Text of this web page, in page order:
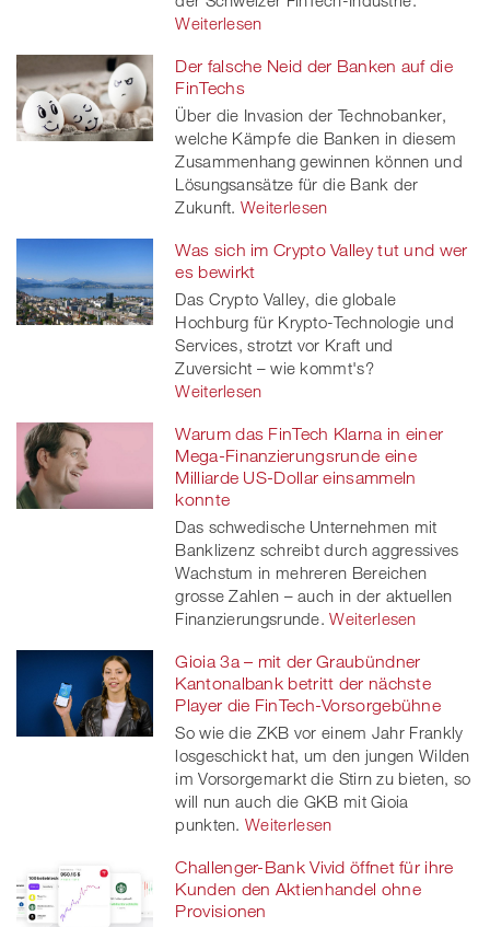
Weiterlesen
Der falsche Neid der Banken auf die
FinTechs
Über die Invasion der Technobanker,
welche Kämpfe die Banken in diesem
Zusammenhang gewinnen können und
Lösungsansätze für die Bank der
Zukunft. Weiterlesen
Was sich im Crypto Valley tut und wer
es bewirkt
Das Crypto Valley, die globale
Hochburg für Krypto-Technologie und
Services, strotzt vor Kraft und
Zuversicht – wie kommt's?
Weiterlesen
Warum das FinTech Klarna in einer
Mega-Finanzierungsrunde eine
Milliarde US-Dollar einsammeln
konnte
Das schwedische Unternehmen mit
Banklizenz schreibt durch aggressives
Wachstum in mehreren Bereichen
grosse Zahlen – auch in der aktuellen
Finanzierungsrunde. Weiterlesen
Gioia 3a – mit der Graubündner
Kantonalbank betritt der nächste
Player die FinTech-Vorsorgebühne
So wie die ZKB vor einem Jahr Frankly
losgeschickt hat, um den jungen Wilden
im Vorsorgemarkt die Stirn zu bieten, so
will nun auch die GKB mit Gioia
punkten. Weiterlesen
Challenger-Bank Vivid öffnet für ihre
Kunden den Aktienhandel ohne
Provisionen